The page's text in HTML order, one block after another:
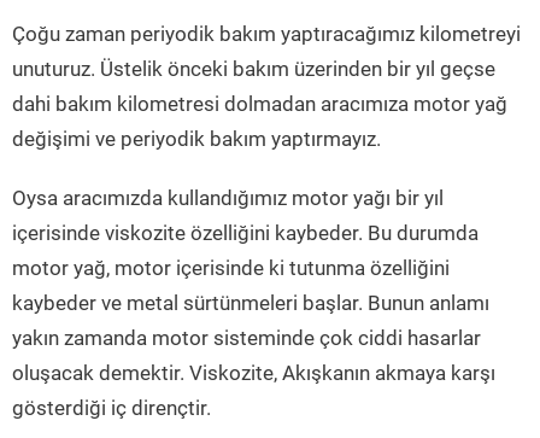
Çoğu zaman periyodik bakım yaptıracağımız kilometreyi
unuturuz. Üstelik önceki bakım üzerinden bir yıl geçse
dahi bakım kilometresi dolmadan aracımıza motor yağ
değişimi ve periyodik bakım yaptırmayız.
Oysa aracımızda kullandığımız motor yağı bir yıl
içerisinde viskozite özelliğini kaybeder. Bu durumda
motor yağ, motor içerisinde ki tutunma özelliğini
kaybeder ve metal sürtünmeleri başlar. Bunun anlamı
yakın zamanda motor sisteminde çok ciddi hasarlar
oluşacak demektir. Viskozite, Akışkanın akmaya karşı
gösterdiği iç dirençtir.